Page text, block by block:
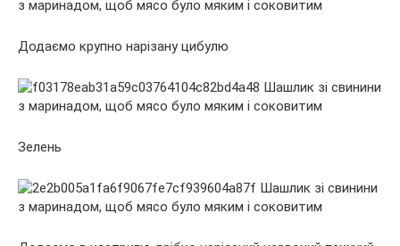
Додаємо крупно нарізану цибулю
Зелень